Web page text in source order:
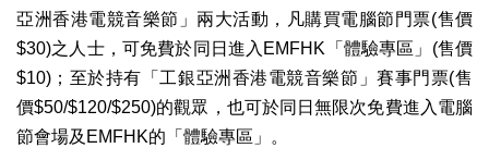
亞洲香港電競音樂節」 兩大活動， 凡購買電腦節門票(售價
$30)之人士，可免費於同日進入 EMFHK 「體驗專區」 (售價
$10) ； 至於持有「工銀亞洲香港電競音樂節」賽事門票(售
價$50/$120/$250)的觀眾，也可於同日無限次免費進入電腦
節會場及 EMFHK的 「體驗專區」
。